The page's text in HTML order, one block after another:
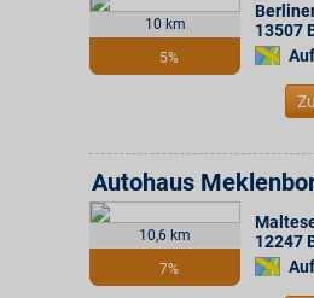
10 km
5%
13507
10,6 km
7%
Autohaus
12247